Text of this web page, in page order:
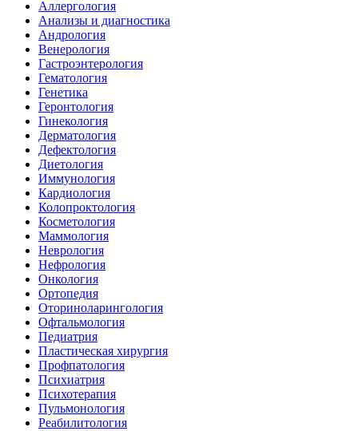
Аллергология
Анализы и диагностика
Андрология
Венерология
Гастроэнтерология
Гематология
Генетика
Геронтология
Гинекология
Дерматология
Дефектология
Диетология
Иммунология
Кардиология
Колопроктология
Косметология
Маммология
Неврология
Нефрология
Онкология
Ортопедия
Оториноларингология
Офтальмология
Педиатрия
Пластическая хирургия
Профпатология
Психиатрия
Психотерапия
Пульмонология
Реабилитология